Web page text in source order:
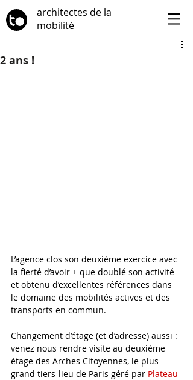
architectes de la
mobilité
2 ans !
L’agence clos son deuxième exercice avec
la fierté d’avoir + que doublé son activité
et obtenu d’excellentes références dans
le domaine des mobilités actives et des
transports en commun.
Changement d’étage (et d’adresse) aussi :
venez nous rendre visite au deuxième
étage des Arches Citoyennes, le plus
grand tiers-lieu de Paris géré par Plateau